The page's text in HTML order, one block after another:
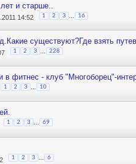
и старше..
14:52 1 2 3 16
существуют?Где взять
1 2 3 228
в фитнес - клуб "Многоборец"-
1 2 3 10
1 2 3 69
1 2 3 ... 6